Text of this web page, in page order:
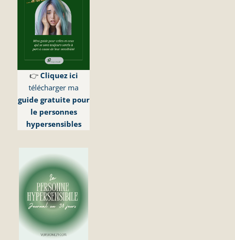
👉 Cliquez ici
télécharger ma
guide gratuite pour
le personnes
hypersensibles